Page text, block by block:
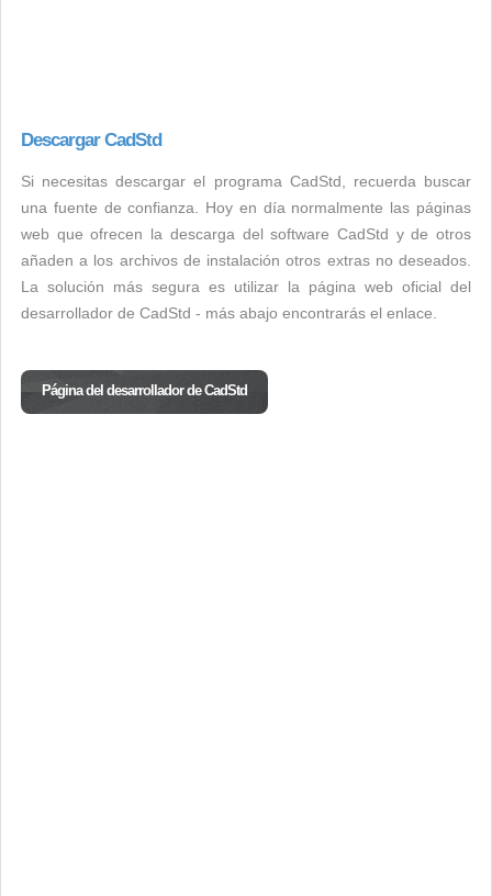
Descargar CadStd
Si necesitas descargar el programa CadStd, recuerda buscar
una fuente de confianza. Hoy en día normalmente las páginas
web que ofrecen la descarga del software CadStd y de otros
añaden a los archivos de instalación otros extras no deseados.
La solución más segura es utilizar la página web oficial del
desarrollador de CadStd - más abajo encontrarás el enlace.
Página del desarrollador de CadStd